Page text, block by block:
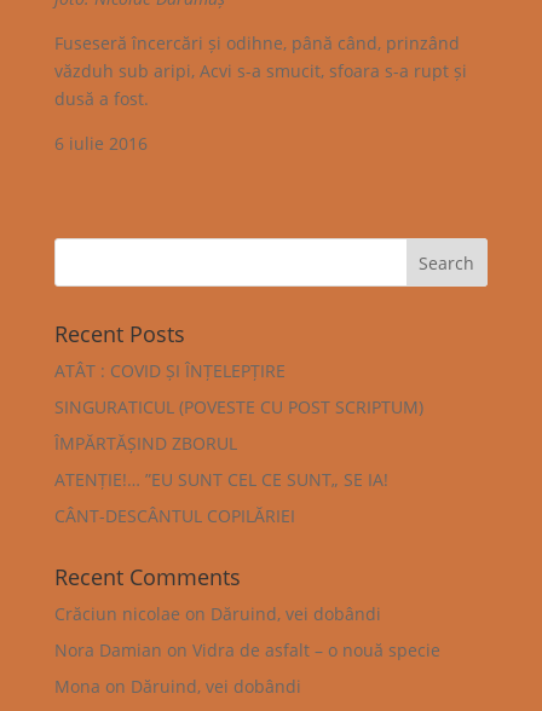
Fuseseră încercări și odihne, până când, prinzând
văzduh sub aripi, Acvi s-a smucit, sfoara s-a rupt și
dusă a fost.
6 iulie 2016
Recent Posts
ATÂT : COVID ȘI ÎNȚELEPȚIRE
SINGURATICUL (POVESTE CU POST SCRIPTUM)
ÎMPĂRTĂȘIND ZBORUL
ATENȚIE!… ”EU SUNT CEL CE SUNT„ SE IA!
CÂNT-DESCÂNTUL COPILĂRIEI
Recent Comments
Crăciun nicolae on Dăruind, vei dobândi
Nora Damian on Vidra de asfalt – o nouă specie
Mona on Dăruind, vei dobândi